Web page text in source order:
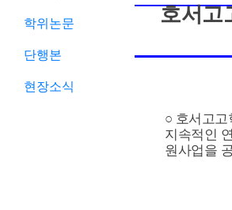
학위논문
단행본
현장소식
호서고
○ 호서고
지속적인
원사업을